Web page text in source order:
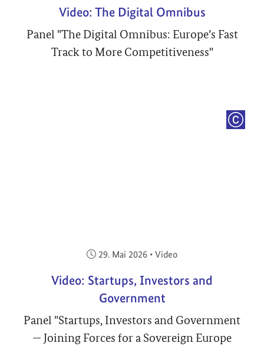
Video: The Digital Omnibus
Panel "The Digital Omnibus: Europe’s Fast
Track to More Competitiveness"
Veröffentlicht am:
29. Mai 2026 • Video
Video: Startups, Investors and
Government
Panel "Startups, Investors and Government
— Joining Forces for a Sovereign Europe